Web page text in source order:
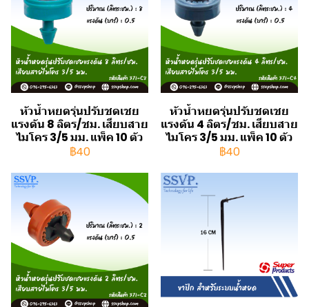
หัวน้ำหยดรุ่นปรับชดเชย
แรงดัน 8 ลิตร/ชม. เสียบสาย
ไมโคร 3/5 มม. แพ็ค 10 ตัว
฿40
หัวน้ำหยดรุ่นปรับชดเชย
แรงดัน 4 ลิตร/ชม. เสียบสาย
ไมโคร 3/5 มม. แพ็ค 10 ตัว
฿40